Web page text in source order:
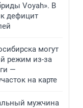
Voyah». В
дефицит
могут
режим из-за
—
на карте
мужчина